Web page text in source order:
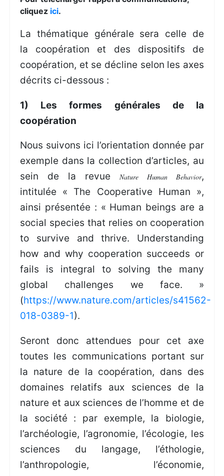
cliquez ici.
La thématique générale sera celle de
la coopération et des dispositifs de
coopération, et se décline selon les axes
décrits ci-dessous :
1) Les formes générales de la
coopération
Nous suivons ici l’orientation donnée par
exemple dans la collection d’articles, au
sein de la revue
Nature Human Behavior,
intitulée « The Cooperative Human »,
ainsi présentée : « Human beings are a
social species that relies on cooperation
to survive and thrive. Understanding
how and why cooperation succeeds or
fails is integral to solving the many
global challenges we face. »
(https://www.nature.com/articles/s41562-
018-0389-1).
Seront donc attendues pour cet axe
toutes les communications portant sur
la nature de la coopération, dans des
domaines relatifs aux sciences de la
nature et aux sciences de l’homme et de
la société : par exemple, la biologie,
l’archéologie, l’agronomie, l’écologie, les
sciences du langage, l’éthologie,
l’anthropologie, l’économie,